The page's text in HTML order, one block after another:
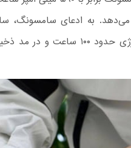
واچ ۵ پرو سال ۲۰۲۲ قرار می‌دهد. به